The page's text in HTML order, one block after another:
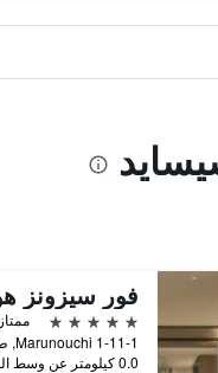
5 نجوم
ممتاز 9.3
1-11-1 Marunouchi, طوكيو, اليابان
0.0 كيلومتر عن وسط المدينة